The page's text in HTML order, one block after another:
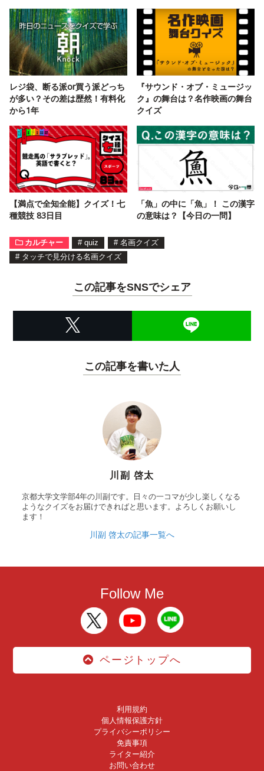
レジ袋、断る派or買う派どっち
が多い？その差は歴然！有料化
から1年
『サウンド・オブ・ミュージッ
ク』の舞台は？名作映画の舞台
クイズ
【満点で全知全能】クイズ！七
種競技 83日目
「魚」の中に「魚」！ この漢字
の意味は？【今日の一問】
カルチャー # quiz # 名画クイズ
# タッチで見分ける名画クイズ
この記事をSNSでシェア
この記事を書いた人
川副 啓太
京都大学文学部4年の川副です。日々の一コマが少し楽しくなる
ようなクイズをお届けできればと思います。よろしくお願いし
ます！
川副 啓太の記事一覧へ
Follow Me
ページトップへ
利用規約
個人情報保護方針
プライバシーポリシー
免責事項
ライター紹介
お問い合わせ